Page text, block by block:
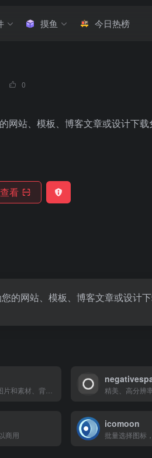
摸鱼 今日热榜
0
网站、模板、博客文章或设计下
看
的网站、模板、博客文章或设计
精美、高分辨
商用
icomoon